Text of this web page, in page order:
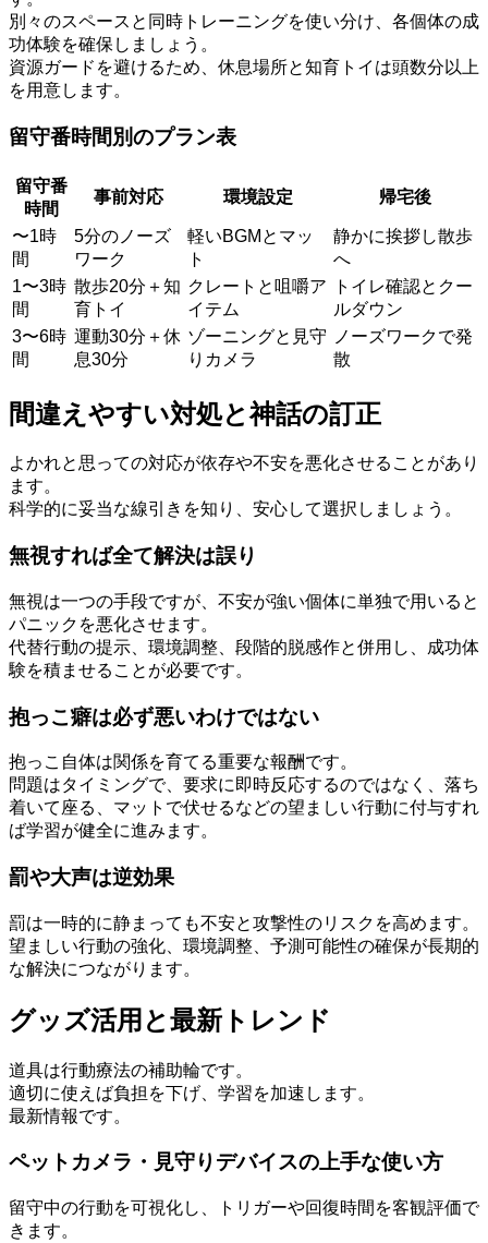
別々のスペースと同時トレーニングを使い分け、各個体の成
功体験を確保しましょう。
資源ガードを避けるため、休息場所と知育トイは頭数分以上
を用意します。
留守番時間別のプラン表
留守番
時間
事前対応 環境設定 帰宅後
〜1時
間
5分のノーズ
ワーク
軽いBGMとマッ
ト
静かに挨拶し散歩
へ
1〜3時
間
散歩20分＋知
育トイ
クレートと咀嚼ア
イテム
トイレ確認とクー
ルダウン
3〜6時
間
運動30分＋休
息30分
ゾーニングと見守
りカメラ
ノーズワークで発
散
間違えやすい対処と神話の訂正
よかれと思っての対応が依存や不安を悪化させることがあり
ます。
科学的に妥当な線引きを知り、安心して選択しましょう。
無視すれば全て解決は誤り
無視は一つの手段ですが、不安が強い個体に単独で用いると
パニックを悪化させます。
代替行動の提示、環境調整、段階的脱感作と併用し、成功体
験を積ませることが必要です。
抱っこ癖は必ず悪いわけではない
抱っこ自体は関係を育てる重要な報酬です。
問題はタイミングで、要求に即時反応するのではなく、落ち
着いて座る、マットで伏せるなどの望ましい行動に付与すれ
ば学習が健全に進みます。
罰や大声は逆効果
罰は一時的に静まっても不安と攻撃性のリスクを高めます。
望ましい行動の強化、環境調整、予測可能性の確保が長期的
な解決につながります。
グッズ活用と最新トレンド
道具は行動療法の補助輪です。
適切に使えば負担を下げ、学習を加速します。
最新情報です。
ペットカメラ・見守りデバイスの上手な使い方
留守中の行動を可視化し、トリガーや回復時間を客観評価で
きます。